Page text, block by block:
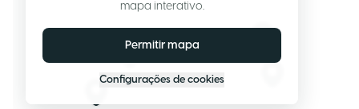
mapa interativo.
Permitir mapa
Configurações de cookies